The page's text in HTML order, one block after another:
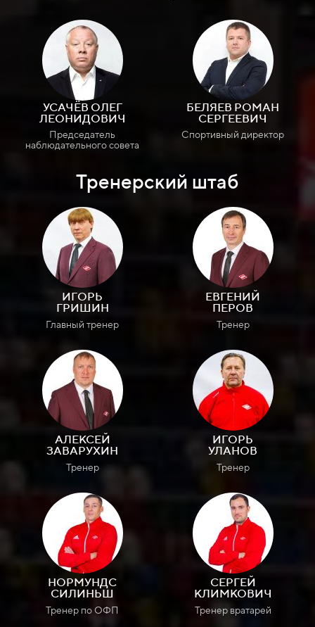
УСАЧЁВ ОЛЕГ
ЛЕОНИДОВИЧ
Председатель
наблюдательного совета
БЕЛЯЕВ РОМАН
СЕРГЕЕВИЧ
Спортивный директор
Тренерский штаб
ИГОРЬ
ГРИШИН
Главный тренер
ЕВГЕНИЙ
ПЕРОВ
Тренер
АЛЕКСЕЙ
ЗАВАРУХИН
Тренер
ИГОРЬ
УЛАНОВ
Тренер
НОРМУНДС
СИЛИНЬШ
Тренер по ОФП
СЕРГЕЙ
КЛИМКОВИЧ
Тренер вратарей